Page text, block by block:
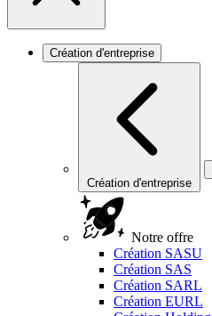
Création d'entreprise
Création d'entreprise
Notre offre
Création SASU
Création SAS
Création SARL
Création EURL